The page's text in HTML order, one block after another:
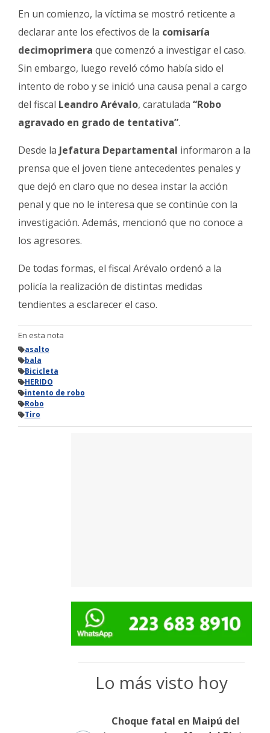
En un comienzo, la víctima se mostró reticente a
declarar ante los efectivos de la comisaría
decimoprimera que comenzó a investigar el caso.
Sin embargo, luego reveló cómo había sido el
intento de robo y se inició una causa penal a cargo
del fiscal Leandro Arévalo, caratulada “Robo
agravado en grado de tentativa”.
Desde la Jefatura Departamental informaron a la
prensa que el joven tiene antecedentes penales y
que dejó en claro que no desea instar la acción
penal y que no le interesa que se continúe con la
investigación. Además, mencionó que no conoce a
los agresores.
De todas formas, el fiscal Arévalo ordenó a la
policía la realización de distintas medidas
tendientes a esclarecer el caso.
En esta nota
asalto
bala
Bicicleta
HERIDO
intento de robo
Robo
Tiro
Lo más visto hoy
Choque fatal en Maipú del